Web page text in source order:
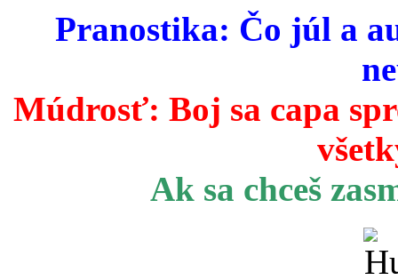
Pranostika: Čo júl a
Múdrosť: Boj sa capa
Ak sa chceš